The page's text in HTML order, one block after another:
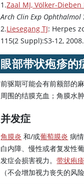
1.Zaal MJ, Völker-Dieben
Arch Clin Exp Ophthalmol
2.Liesegang TJ: Herpes
115(2 Suppl):S3-12,
眼部带状疱疹的
前驱期可能会有前额部的
周围的结膜充血；角膜水肿
并发症
角膜炎 和/或葡萄膜炎 病
白内障、慢性或者复发性
发症会损害视力。带状疱
（不会增加视力丧失的风